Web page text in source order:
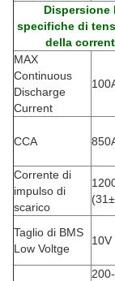
Dispersione
specifiche di
della
MAX
Continuous
Discharge
Current
CCA
Corrente di
impulso di
scarico
(
Taglio di BMS
Low Voltge
10V